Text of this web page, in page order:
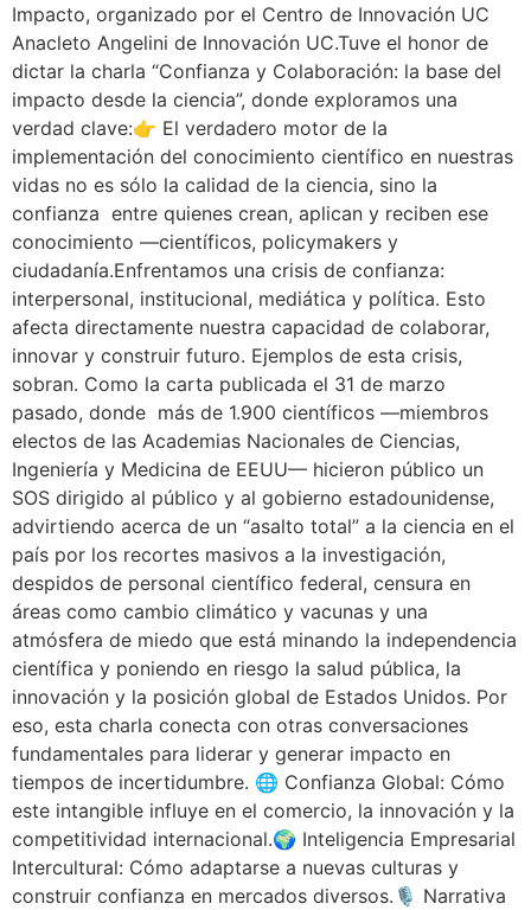
Impacto, organizado por el Centro de Innovación UC
Anacleto Angelini de Innovación UC.Tuve el honor de
dictar la charla “Confianza y Colaboración: la base del
impacto desde la ciencia”, donde exploramos una
verdad clave:👉 El verdadero motor de la
implementación del conocimiento científico en nuestras
vidas no es sólo la calidad de la ciencia, sino la
confianza entre quienes crean, aplican y reciben ese
conocimiento —científicos, policymakers y
ciudadanía.Enfrentamos una crisis de confianza:
interpersonal, institucional, mediática y política. Esto
afecta directamente nuestra capacidad de colaborar,
innovar y construir futuro. Ejemplos de esta crisis,
sobran. Como la carta publicada el 31 de marzo
pasado, donde más de 1.900 científicos —miembros
electos de las Academias Nacionales de Ciencias,
Ingeniería y Medicina de EEUU— hicieron público un
SOS dirigido al público y al gobierno estadounidense,
advirtiendo acerca de un “asalto total” a la ciencia en el
país por los recortes masivos a la investigación,
despidos de personal científico federal, censura en
áreas como cambio climático y vacunas y una
atmósfera de miedo que está minando la independencia
científica y poniendo en riesgo la salud pública, la
innovación y la posición global de Estados Unidos. Por
eso, esta charla conecta con otras conversaciones
fundamentales para liderar y generar impacto en
tiempos de incertidumbre. 🌐 Confianza Global: Cómo
este intangible influye en el comercio, la innovación y la
competitividad internacional.🌍 Inteligencia Empresarial
Intercultural: Cómo adaptarse a nuevas culturas y
construir confianza en mercados diversos.🎙️ Narrativa